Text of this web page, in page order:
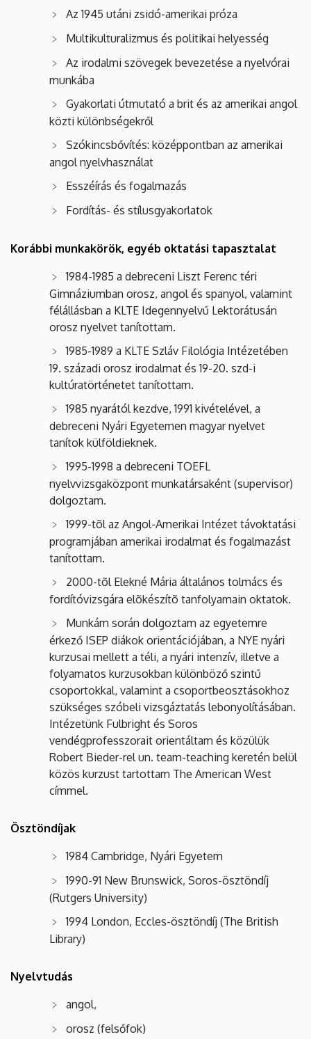
Az 1945 utáni zsidó-amerikai próza
Multikulturalizmus és politikai helyesség
Az irodalmi szövegek bevezetése a nyelvórai
munkába
Gyakorlati útmutató a brit és az amerikai angol
közti különbségekről
Szókincsbővítés: középpontban az amerikai
angol nyelvhasználat
Esszéírás és fogalmazás
Fordítás- és stílusgyakorlatok
Korábbi munkakörök, egyéb oktatási tapasztalat
1984-1985 a debreceni Liszt Ferenc téri
Gimnáziumban orosz, angol és spanyol, valamint
félállásban a KLTE Idegennyelvű Lektorátusán
orosz nyelvet tanítottam.
1985-1989 a KLTE Szláv Filológia Intézetében
19. századi orosz irodalmat és 19-20. szd-i
kultúratörténetet tanítottam.
1985 nyarától kezdve, 1991 kivételével, a
debreceni Nyári Egyetemen magyar nyelvet
tanítok külföldieknek.
1995-1998 a debreceni TOEFL
nyelvvizsgaközpont munkatársaként (supervisor)
dolgoztam.
1999-tõl az Angol-Amerikai Intézet távoktatási
programjában amerikai irodalmat és fogalmazást
tanítottam.
2000-tõl Elekné Mária általános tolmács és
fordítóvizsgára elõkészítõ tanfolyamain oktatok.
Munkám során dolgoztam az egyetemre
érkező ISEP diákok orientációjában, a NYE nyári
kurzusai mellett a téli, a nyári intenzív, illetve a
folyamatos kurzusokban különböző szintű
csoportokkal, valamint a csoportbeosztásokhoz
szükséges szóbeli vizsgáztatás lebonyolításában.
Intézetünk Fulbright és Soros
vendégprofesszorait orientáltam és közülük
Robert Bieder-rel un. team-teaching keretén belül
közös kurzust tartottam The American West
címmel.
Ösztöndíjak
1984 Cambridge, Nyári Egyetem
1990-91 New Brunswick, Soros-ösztöndíj
(Rutgers University)
1994 London, Eccles-ösztöndíj (The British
Library)
Nyelvtudás
angol,
orosz (felsőfok)